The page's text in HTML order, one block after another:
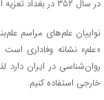
در سال ۳۵۲ در بغداد تعزیه اجرا کرد.
نواییان علم‌های مراسم
«علم» نشانه وفاداری
روان‌شناسی در ایران دارد
خارجی استفاده کنیم.